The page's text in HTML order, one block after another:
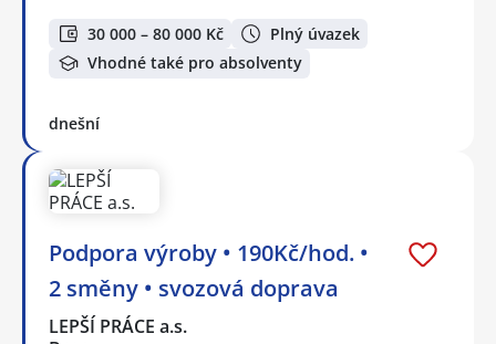
30 000 – 80 000 Kč
Plný úvazek
Vhodné také pro absolventy
dnešní
Podpora výroby • 190Kč/hod. •
2 směny • svozová doprava
LEPŠÍ PRÁCE a.s.